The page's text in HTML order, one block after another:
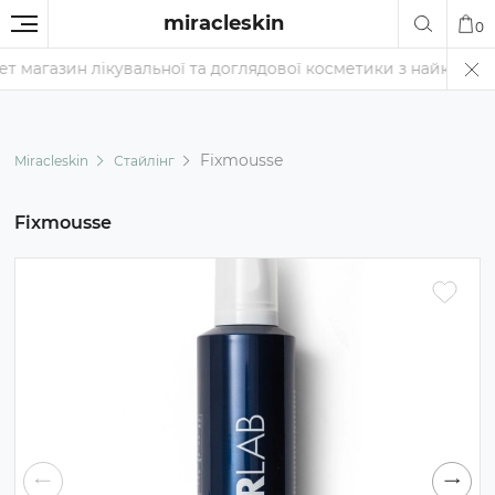
miracleskin 0
лікувальної та доглядової косметики з
Miracleskin Стайлінг Fixmousse
Fixmousse